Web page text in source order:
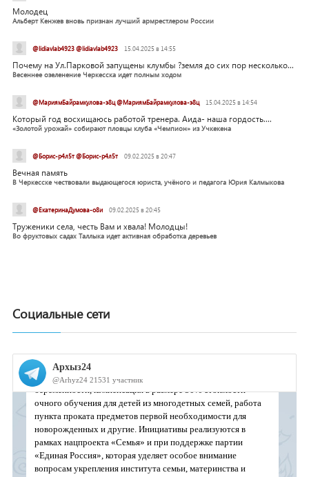
Молодец
Альберт Кенжев вновь признан лучший армрестлером России
@lidiavlab4923 @lidiavlab4923 15.04.2025 в 14:55
Почему на Ул.Парковой запущены клумбы ?земля до сих пор несколько...
Весеннее озеленение Черкесска идет полным ходом
@МариямБайрамкулова-э8ц @МариямБайрамкулова-э8ц 15.04.2025 в 14:54
Который год восхищаюсь работой тренера. Аида- наша гордость....
«Золотой урожай» собирают пловцы клуба «Чемпион» из Учкекена
@Борис-р4л5т @Борис-р4л5т 09.02.2025 в 20:47
Вечная память
В Черкесске чествовали выдающегося юриста, учёного и педагога Юрия Калмыкова
@ЕкатеринаДумова-о8и 09.02.2025 в 20:45
Труженики села, честь Вам и хвала! Молодцы!
Во фруктовых садах Таллыка идет активная обработка деревьев
Социальные сети